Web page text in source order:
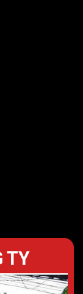
TY